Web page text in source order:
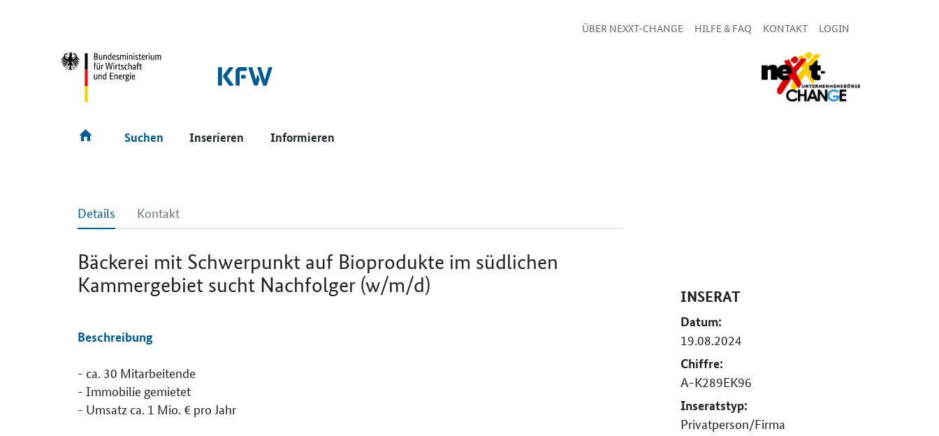
ÜBER NEXXT-CHANGE HILFE & FAQ KONTAKT LOGIN
Suchen Inserieren Informieren
Details Kontakt
Bäckerei mit Schwerpunkt auf Bioprodukte im südlichen
Kammergebiet sucht Nachfolger (w/m/d)
Details
Beschreibung
- ca. 30 Mitarbeitende
- Immobilie gemietet
- Umsatz ca. 1 Mio. € pro Jahr
INSERAT
Datum:
19.08.2024
Chiffre:
A-K289EK96
Inseratstyp:
Privatperson/Firma